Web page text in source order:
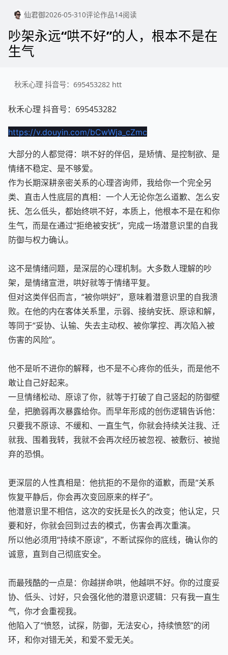
仙君御2026-05-310评论作品14阅读
吵架永远“哄不好”的人，根本不是在
生气
秋禾心理 抖音号：695453282 htt
秋禾心理 抖音号：695453282
https://v.douyin.com/bCwWja_cZmc
大部分的人都觉得：哄不好的伴侣，是矫情、是控制欲、是
情绪不稳定、是不够爱。
作为长期深耕亲密关系的心理咨询师，我给你一个完全另
类、直击人性底层的真相：一个人无论你怎么道歉、怎么安
抚、怎么低头，都始终哄不好，本质上，他根本不是在和你
生气，而是在通过“拒绝被安抚”，完成一场潜意识里的自我
防御与权力确认。
这不是情绪问题，是深层的心理机制。大多数人理解的吵
架，是情绪宣泄，哄好就等于情绪平复。
但对这类伴侣而言，“被你哄好”，意味着潜意识里的自我溃
败。在他的内在客体关系里，示弱、接纳安抚、原谅和解，
等同于“妥协、认输、失去主动权、被你掌控、再次陷入被
伤害的风险”。
他不是听不进你的解释，也不是不心疼你的低头，而是他不
敢让自己好起来。
一旦情绪松动、原谅了你，就等于打破了自己竖起的防御壁
垒，把脆弱再次暴露给你。而早年形成的创伤逻辑告诉他：
只要我不原谅、不缓和、一直生气，你就会持续关注我、迁
就我、围着我转，我就不会再次经历被忽视、被敷衍、被抛
弃的恐惧。
更深层的人性真相是：他抗拒的不是你的道歉，而是“关系
恢复平静后，你会再次变回原来的样子”。
他潜意识里不相信，这次的安抚是长久的改变；他认定，只
要和好，你就会回到过去的模式，伤害会再次重演。
所以他必须用“持续不原谅”，不断试探你的底线，确认你的
诚意，直到自己彻底安全。
而最残酷的一点是：你越拼命哄，他越哄不好。你的过度妥
协、低头、讨好，只会强化他的潜意识逻辑：只有我一直生
气，你才会重视我。
他陷入了“愤怒，试探，防御，无法安心，持续愤怒”的闭
环，和你对错无关，和爱不爱无关。